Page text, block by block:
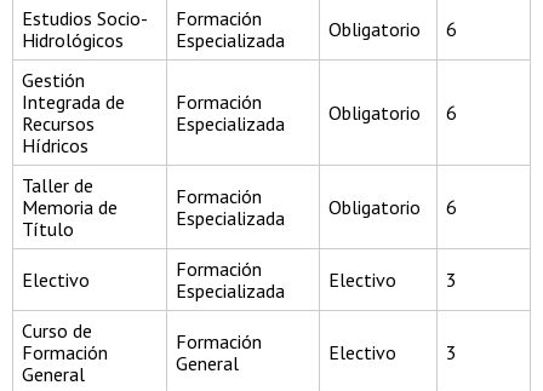
Estudios Socio-
Hidrológicos
Formación
Especializada
Obligatorio 6
Gestión
Integrada de
Recursos
Hídricos
Formación
Especializada
Obligatorio 6
Taller de
Memoria de
Título
Formación
Especializada
Obligatorio 6
Electivo
Formación
Especializada
Electivo 3
Curso de
Formación
General
Formación
General
Electivo 3